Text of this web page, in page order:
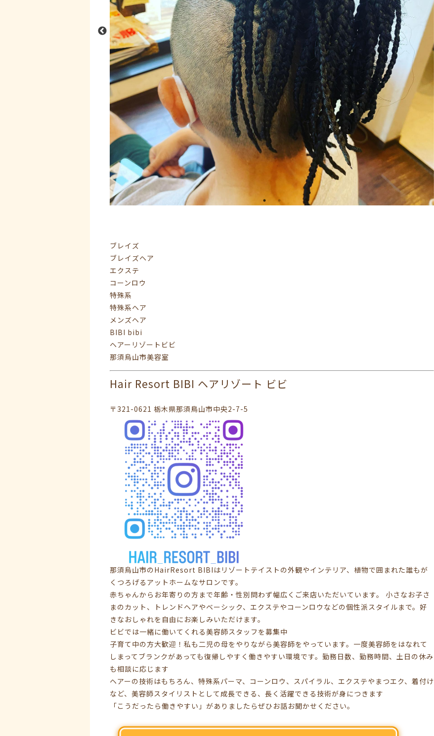
ブレイズ
ブレイズヘア
エクステ
コーンロウ
特殊系
特殊系ヘア
メンズヘア
BIBI bibi
ヘアーリゾートビビ
那須烏山市美容室
Hair Resort BIBI ヘアリゾート ビビ
〒321-0621 栃木県那須鳥山市中央2-7-5
那須烏山市のHairResort BIBIはリゾートテイストの外観やインテリア、植物で囲まれた誰もが
くつろげるアットホームなサロンです。
赤ちゃんからお年寄りの方まで年齢・性別問わず幅広くご来店いただいています。 小さなお子さ
まのカット、トレンドヘアやベーシック、エクステやコーンロウなどの個性派スタイルまで。好
きなおしゃれを自由にお楽しみいただけます。
ビビでは一緒に働いてくれる美容師スタッフを募集中
子育て中の方大歓迎！私も二児の母をやりながら美容師をやっています。一度美容師をはなれて
しまってブランクがあっても復帰しやすく働きやすい環境です。勤務日数、勤務時間、土日の休み
も相談に応じます
ヘアーの技術はもちろん、特殊系パーマ、コーンロウ、スパイラル、エクステやまつエク、着付け
など、美容師スタイリストとして成長できる、長く活躍できる技術が身につきます
「こうだったら働きやすい」がありましたらぜひお話お聞かせください。